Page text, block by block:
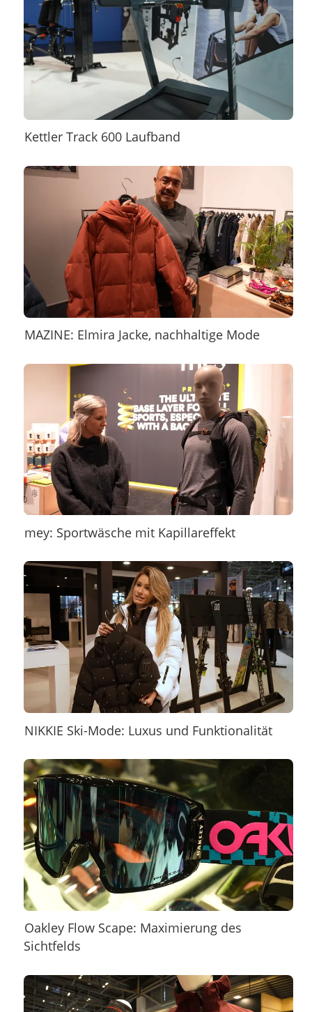
Kettler Track 600 Laufband
MAZINE: Elmira Jacke, nachhaltige Mode
mey: Sportwäsche mit Kapillareffekt
NIKKIE Ski-Mode: Luxus und Funktionalität
Oakley Flow Scape: Maximierung des
Sichtfelds